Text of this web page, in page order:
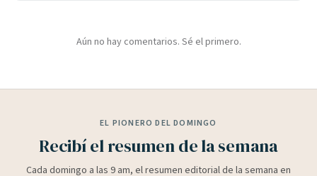
Aún no hay comentarios. Sé el primero.
EL PIONERO DEL DOMINGO
Recibí el resumen de la semana
Cada domingo a las 9 am, el resumen editorial de la semana en